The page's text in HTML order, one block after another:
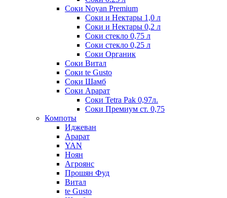
Соки Noyan Premium
Соки и Нектары 1,0 л
Соки и Нектары 0,2 л
Соки стекло 0,75 л
Соки стекло 0,25 л
Соки Органик
Соки Витал
Соки te Gusto
Соки Шамб
Соки Арарат
Соки Tetra Pak 0,97л.
Соки Премиум ст. 0,75
Компоты
Иджеван
Арарат
YAN
Ноян
Агроянс
Прошян Фуд
Витал
te Gusto